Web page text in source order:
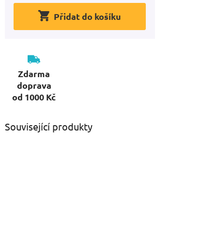
Přidat do košíku
Zdarma
doprava
od 1000 Kč
Související produkty